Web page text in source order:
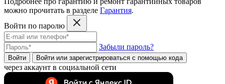
можно прочитать в разделе Гарантия.
Войти по паролю
Забыли пароль?
Войти Войти или зарегистрироватьcя с помощью кода
через аккаунт в социальной сети